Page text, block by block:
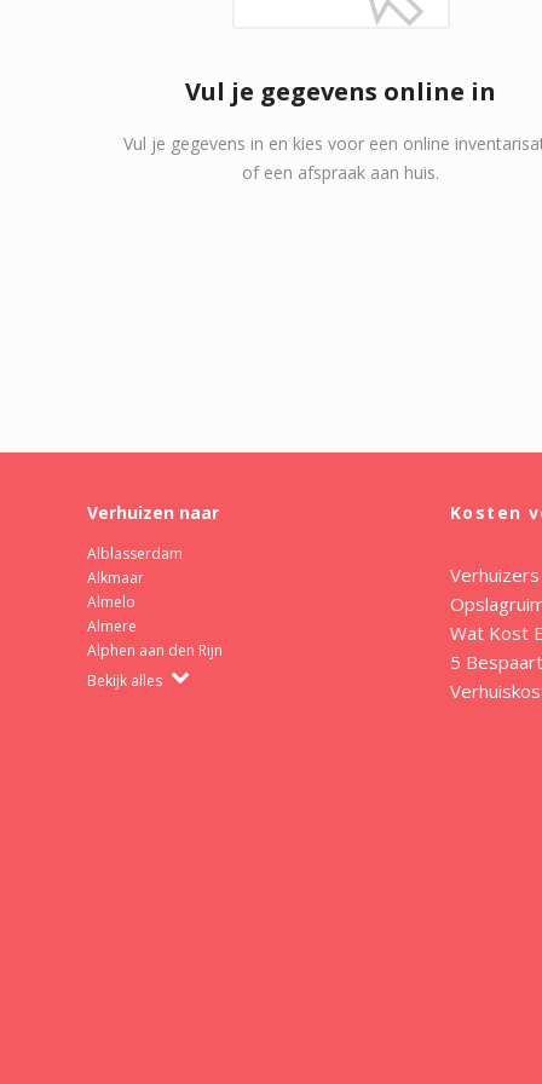
Vul je gegevens online in
Vul je gegevens in en kies voor een online
of een afspraak aan huis.
Verhuizen naar
Alblasserdam
Alkmaar
Almelo
Almere
Alphen aan den Rijn
Bekijk alles
Kosten
Wat Kost
5